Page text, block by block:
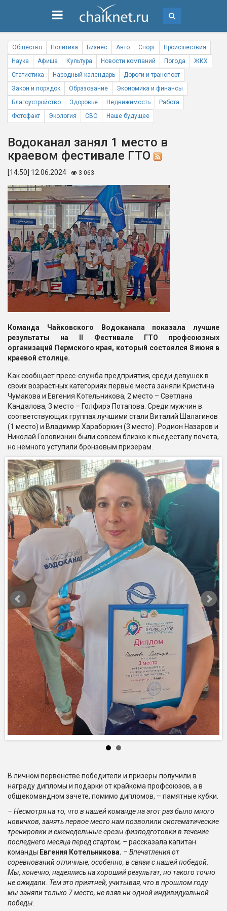
Общество Политика Бизнес Авто Спорт
Происшествия
Наука
Афиша Культура Новости компаний Погода
ЖКХ
Статистика
Народный календарь
Дороги и транспорт
Закон и порядок
Образование
Экономика и финансы
Благоустройство
Здоровье Недвижимость
Работа
Фотофакт
Экология СВО Наше будущее
Водоканал занял 1 место в
краевом фестивале ГТО
[14:50] 12.06.2024 3 063
Команда
Чайковского Водоканала показала лучшие
результаты на II Фестивале ГТО профсоюзных
организаций Пермского края, который состоялся 8 июня в
краевой столице.
Как сообщает пресс-служба предприятия, среди девушек в
своих возрастных категориях первые места заняли Кристина
Чумакова и Евгения Котельникова, 2 место – Светлана
Кандалова, 3 место – Голфирэ Потапова. Среди мужчин в
соответствующих группах лучшими стали Виталий Шалагинов
(1 место) и Владимир Хараборкин (3 место). Родион Назаров и
Николай Головизнин были совсем близко к пьедесталу почета,
но немного уступили бронзовым призерам.
В личном первенстве победители и призеры получили в
награду дипломы и подарки от крайкома профсоюзов, а в
общекомандном зачете, помимо дипломов, – памятные кубки.
– Несмотря на то, что в нашей команде на этот раз было много
новичков, занять первое место нам позволили систематические
тренировки и еженедельные срезы физподготовки в течение
последнего месяца перед стартом, – рассказала капитан
команды Евгения Котельникова. – Впечатления от
соревнований отличные, особенно, в связи с нашей победой.
Мы, конечно, надеялись на хороший результат, но такого точно
не ожидали. Тем это приятней, учитывая, что в прошлом году
мы занялитолько 7 место, не взяв ни одной индивидуальной
победы.